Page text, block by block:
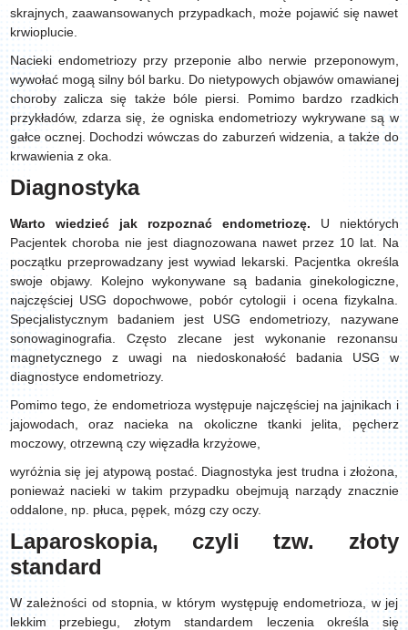
skrajnych, zaawansowanych przypadkach, może pojawić się nawet
krwioplucie.
Nacieki endometriozy przy przeponie albo nerwie przeponowym,
wywołać mogą silny ból barku. Do nietypowych objawów omawianej
choroby zalicza się także bóle piersi. Pomimo bardzo rzadkich
przykładów, zdarza się, że ogniska endometriozy wykrywane są w
gałce ocznej. Dochodzi wówczas do zaburzeń widzenia, a także do
krwawienia z oka.
Diagnostyka
Warto wiedzieć jak rozpoznać endometriozę. U niektórych
Pacjentek choroba nie jest diagnozowana nawet przez 10 lat. Na
początku przeprowadzany jest wywiad lekarski. Pacjentka określa
swoje objawy. Kolejno wykonywane są badania ginekologiczne,
najczęściej USG dopochwowe, pobór cytologii i ocena fizykalna.
Specjalistycznym badaniem jest USG endometriozy, nazywane
sonowaginografia. Często zlecane jest wykonanie rezonansu
magnetycznego z uwagi na niedoskonałość badania USG w
diagnostyce endometriozy.
Pomimo tego, że endometrioza występuje najczęściej na jajnikach i
jajowodach, oraz nacieka na okoliczne tkanki jelita, pęcherz
moczowy, otrzewną czy więzadła krzyżowe,
wyróżnia się jej atypową postać. Diagnostyka jest trudna i złożona,
ponieważ nacieki w takim przypadku obejmują narządy znacznie
oddalone, np. płuca, pępek, mózg czy oczy.
Laparoskopia, czyli tzw. złoty
standard
W zależności od stopnia, w którym występuję endometrioza, w jej
lekkim przebiegu, złotym standardem leczenia określa się